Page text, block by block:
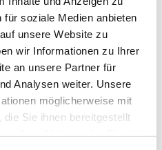
soziale Medien anbieten
unsere Website zu
wir Informationen zu Ihrer
an unsere Partner für
Analysen weiter. Unsere
möglicherweise mit
Sie ihnen bereitgestellt
und Jugendliche
Süd